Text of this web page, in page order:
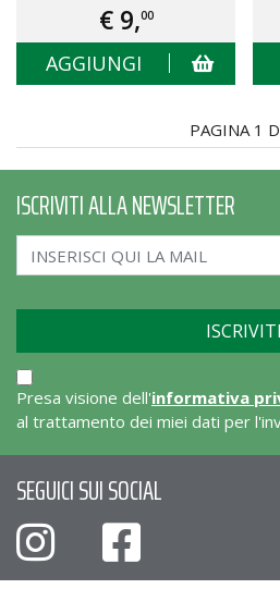
€ 9,00
AGGIUNGI
PAGINA 1
ISCRIVITI ALLA NEWSLETTER
Presa visione dell'informativa
al trattamento dei miei dati per
SEGUICI SUI SOCIAL